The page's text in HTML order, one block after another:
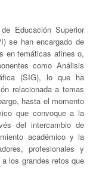
Educación Superior
se han encargado de
en temáticas afines o,
como Análisis
(SIG), lo que ha
relacionada a temas
hasta el momento
que convoque a la
del intercambio de
académico y la
profesionales y
los grandes retos que